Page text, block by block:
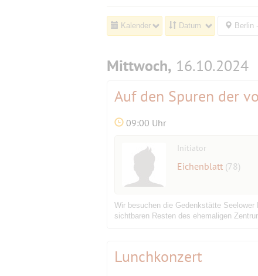
Kalender Datum Berlin
Mittwoch, 16.10.2024
Auf den Spuren der
09:00 Uhr
Initiator
Eichenblatt (78)
Wir besuchen die Gedenkstätte
sichtbaren Resten des ehemaligen
Lunchkonzert